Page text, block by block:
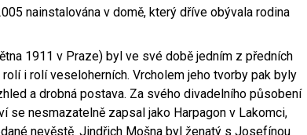
nainstalována v domě, který dříve obývala rodina
1911 v Praze) byl ve své době jedním z předních
i rolí veseloherních. Vrcholem jeho tvorby pak byly
a drobná postava. Za svého divadelního působení
se nesmazatelně zapsal jako Harpagon v Lakomci,
nevěstě. Jindřich Mošna byl ženatý s Josefínou